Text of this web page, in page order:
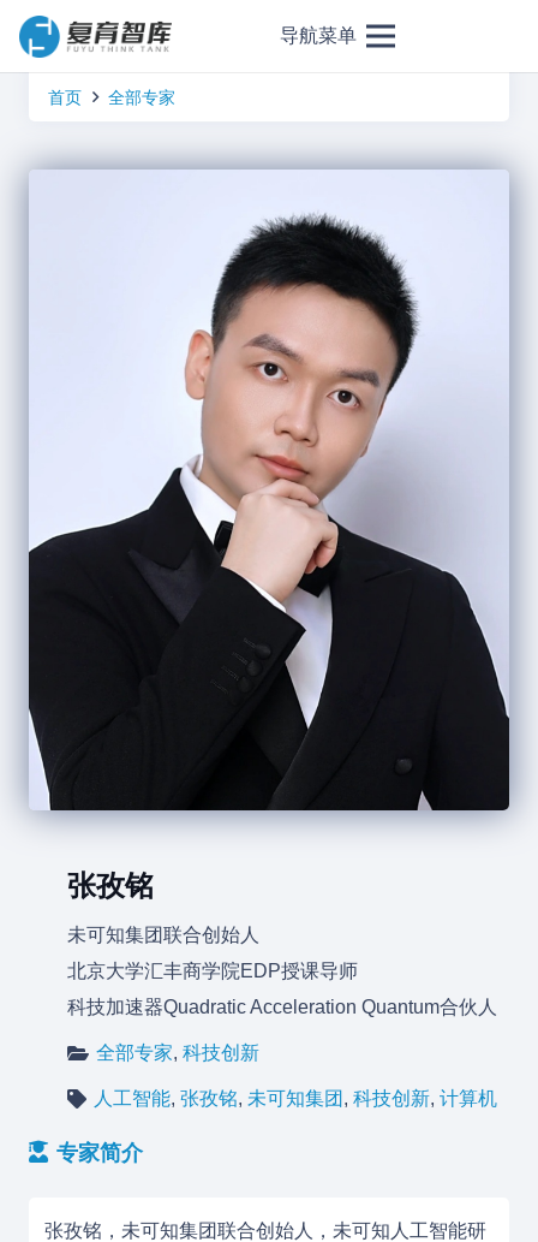
导航菜单
首页 全部专家
张孜铭
未可知集团联合创始人
北京大学汇丰商学院EDP授课导师
科技加速器Quadratic Acceleration Quantum合伙人
全部专家,科技创新
人工智能,张孜铭, 未可知集团 ,科技创新,计算机
专家简介
张孜铭，未可知集团联合创始人，未可知人工智能研